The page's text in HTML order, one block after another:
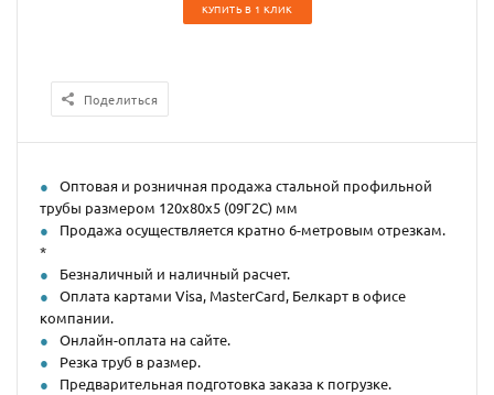
КУПИТЬ В 1 КЛИК
Поделиться
Оптовая и розничная продажа стальной профильной
трубы размером 120х80х5 (09Г2С) мм
Продажа осуществляется кратно 6-метровым отрезкам.
*
Безналичный и наличный расчет.
Оплата картами Visa, MasterCard, Белкарт в офисе
компании.
Онлайн-оплата на сайте.
Резка труб в размер.
Предварительная подготовка заказа к погрузке.